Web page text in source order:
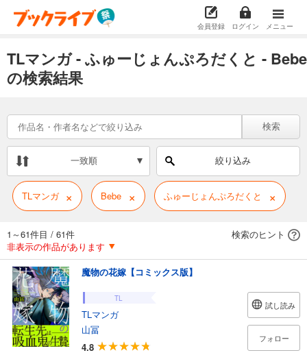
会員登録 ログイン メニュー
TLマンガ - ふゅーじょんぷろだくと - Bebe
の検索結果
検索
一致順 絞り込み
TLマンガ × Bebe × ふゅーじょんぷろだくと ×
1～61件目 / 61件
検索のヒント
非表示の作品があります
魔物の花嫁【コミックス版】
TL
TLマンガ
山冨
4.8
試し読み
フォロー